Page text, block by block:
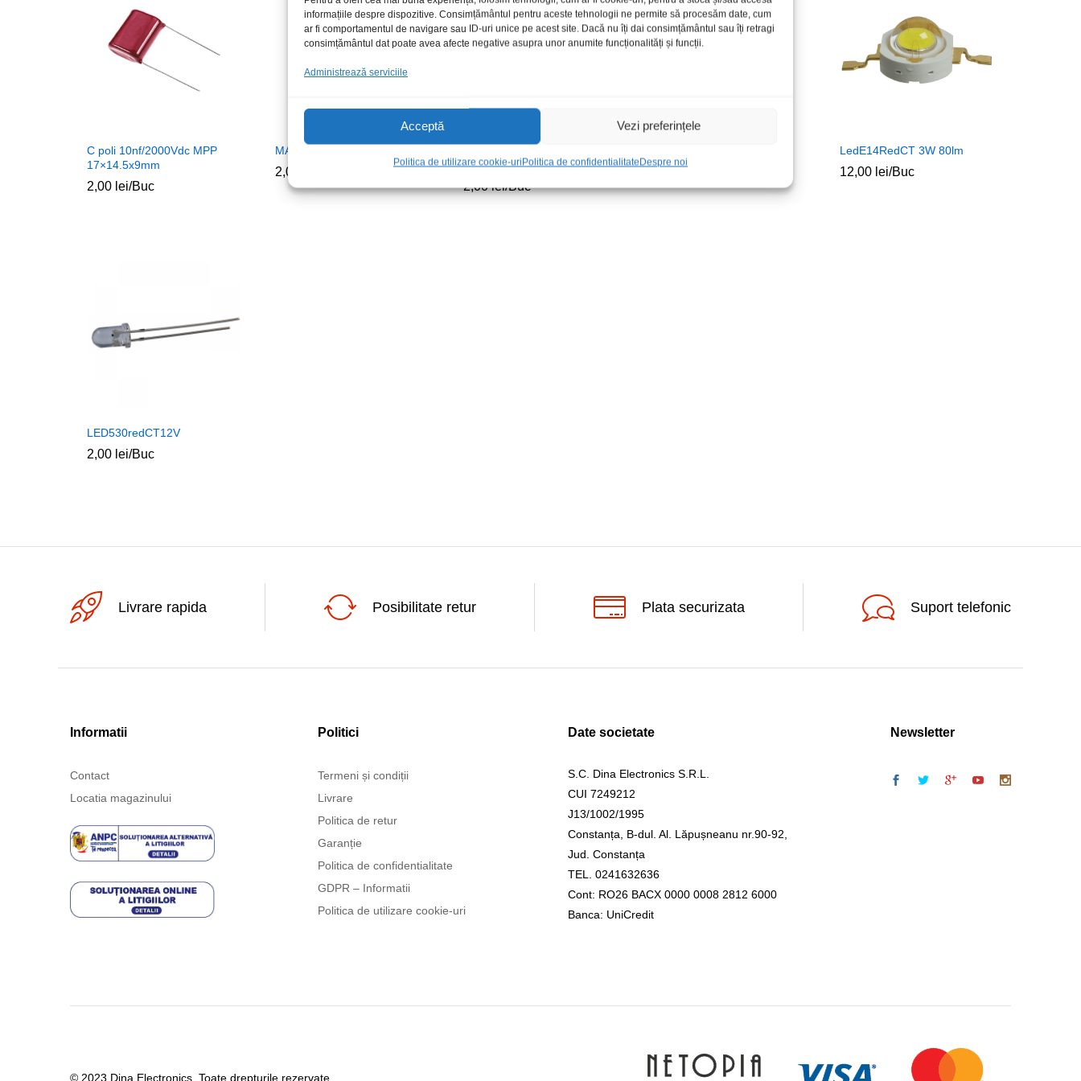
informațiile despre dispozitive. Consimțământul pentru aceste tehnologii ne permite să procesăm date, cum
ar fi comportamentul de navigare sau ID-uri unice pe acest site. Dacă nu îți dai consimțământul sau îți retragi
consimțământul dat poate avea afecte negative asupra unor anumite funcționalități și funcții.
Administrează serviciile
Acceptă Vezi preferințele
Politica de utilizare cookie-uriPolitica de confidentialitateDespre noi
C poli 10nf/2000Vdc MPP
17×14.5x9mm
2,00 lei/Buc
MAC97A6
2,00
termoconductor
2,00lei/Buc
1,00lei
LedE14RedCT 3W 80lm
12,00 lei/Buc
LED530redCT12V
2,00 lei/Buc
Livrare rapida Posibilitate retur Plata securizata Suport telefonic
Informatii
Contact
Locatia magazinului
Politici
Termeni și condiții
Livrare
Politica de retur
Garanție
Politica de confidentialitate
GDPR – Informatii
Politica de utilizare cookie-uri
Date societate
S.C. Dina Electronics S.R.L.
CUI 7249212
J13/1002/1995
Constanța, B-dul. Al. Lăpușneanu nr.90-92,
Jud. Constanța
TEL. 0241632636
Cont: RO26 BACX 0000 0008 2812 6000
Banca: UniCredit
Newsletter
© 2023 Dina Electronics. Toate drepturile rezervate.